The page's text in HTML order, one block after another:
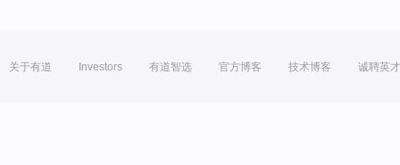
关于有道 Investors 有道智选 官方博客 技术博客 诚聘英才